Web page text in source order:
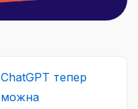
ChatGPT тепер
можна